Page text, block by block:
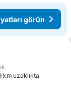
görün
km uzaklıkta